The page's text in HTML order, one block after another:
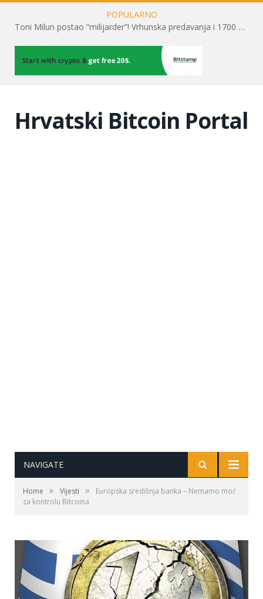
POPULARNO
Toni Milun postao “milijarder”! Vrhunska predavanja i 1700 posjetitelja obilježili su mjesec financijske pismenosti
Hrvatski Bitcoin Portal
NAVIGATE
Home » Vijesti »
Europska središnja banka – Nemamo moć
za kontrolu Bitcoina